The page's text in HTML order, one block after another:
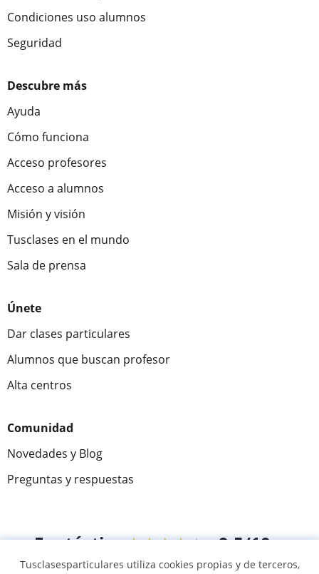
Condiciones uso alumnos
Seguridad
Descubre más
Ayuda
Cómo funciona
Acceso profesores
Acceso a alumnos
Misión y visión
Tusclases en el mundo
Sala de prensa
Únete
Dar clases particulares
Alumnos que buscan profesor
Alta centros
Comunidad
Novedades y Blog
Preguntas y respuestas
Fantástica★★★★★ 9,5/10
Tusclasesparticulares utiliza cookies propias y de terceros,